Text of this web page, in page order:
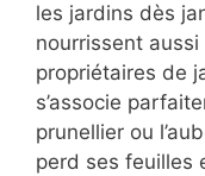
les jardins dès
nourrissent
propriétaires de
s’associe
prunellier ou
perd ses feuilles